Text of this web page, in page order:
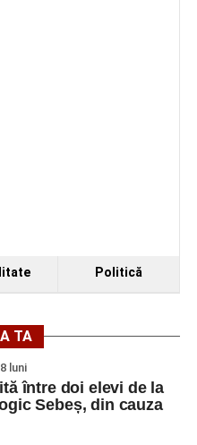
Politică
TA
luni
între doi elevi de la
Sebeș, din cauza